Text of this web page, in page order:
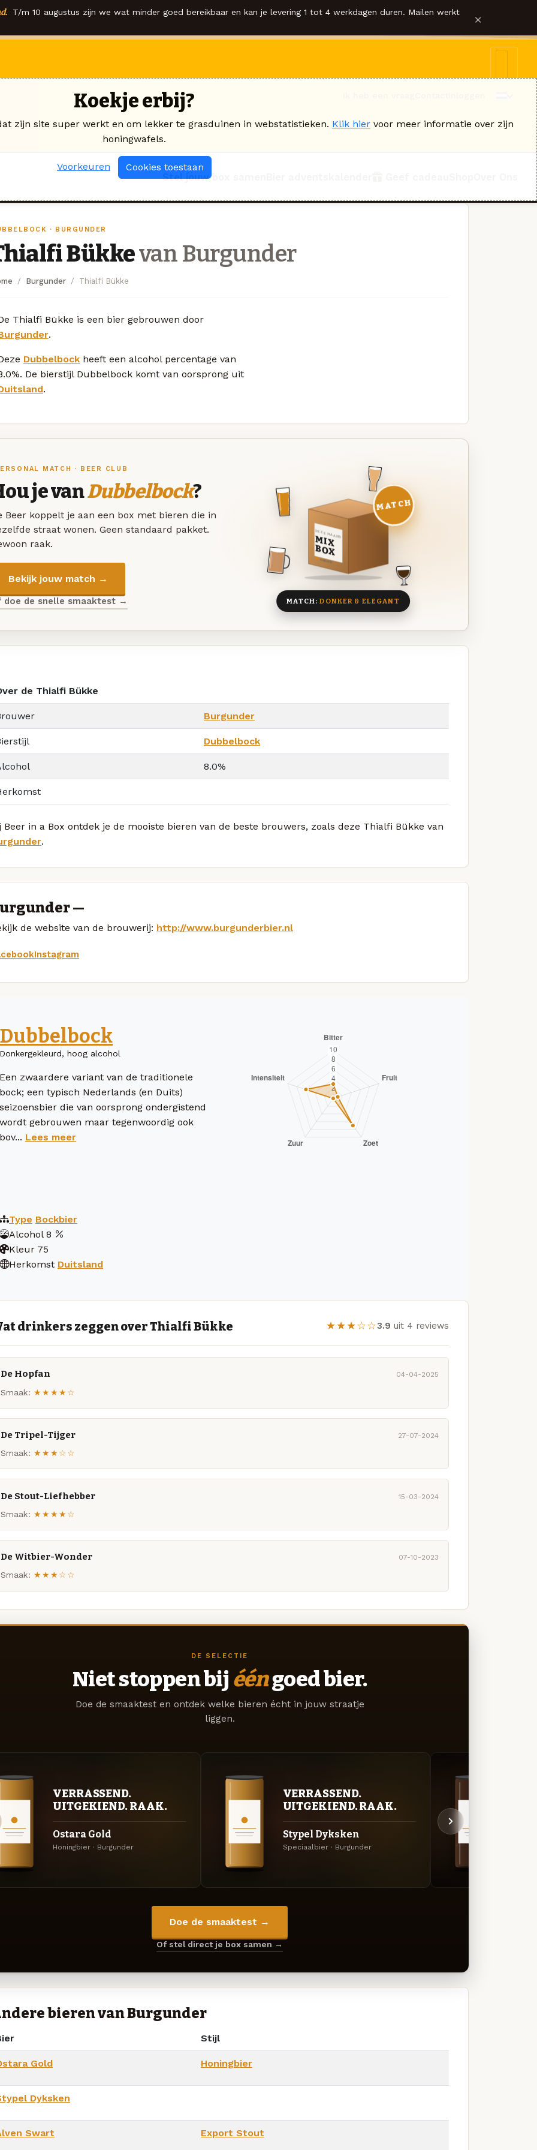
T/m 10 augustus zijn we wat minder goed bereikbaar en kan je levering 1 tot 4 werkdagen duren. Mailen werkt ×
Stel jouw box samen
· BURGUNDER
Bükkevan Burgunder
Burgunder Thialfi Bükke
Thialfi Bükke is een bier gebrouwen door
.
Dubbelbock heeft een alcohol percentage van
De bierstijl Dubbelbock komt van oorsprong uit
.
MATCH · BEER CLUB
je vanDubbelbock?
Beer koppelt je aan een box met bieren die in
straat wonen. Geen standaard pakket.
raak.
Bekijk jouw match →
doe de snelle smaaktest →
DEZE MAAND
MIX
BOX
8 BIEREN
MATCH
MATCH:DONKER & ELEGANT
de Thialfi Bükke
Burgunder
Dubbelbock
8.0%
Beer in a Box ontdek je de mooiste bieren van de beste brouwers, zoals deze Thialfi Bükke van
.
—
de website van de brouwerij: http://www.burgunderbier.nl
Instagram
Dubbelbock
Donkergekleurd, hoog alcohol
Een zwaardere variant van de traditionele
bock; een typisch Nederlands (en Duits)
seizoensbier die van oorsprong ondergistend
wordt gebrouwen maar tegenwoordig ook
bov... Lees meer
Type Bockbier
Alcohol 8
Kleur 75
Herkomst Duitsland
drinkers zeggen over Thialfi Bükke ★★★☆☆3.9 uit 4 reviews
De Hopfan 04-04-2025
Smaak: ★★★★☆
De Tripel-Tijger 27-07-2024
Smaak: ★★★☆☆
De Stout-Liefhebber 15-03-2024
Smaak: ★★★★☆
De Witbier-Wonder 07-10-2023
Smaak: ★★★☆☆
DE SELECTIE
Niet stoppen bij ééngoed bier.
Doe de smaaktest en ontdek welke bieren écht in jouw straatje
liggen.
VERRASSEND.
UITGEKIEND. RAAK.
Ostara Gold
Honingbier · Burgunder
VERRASSEND.
UITGEKIEND. RAAK.
Stypel Dyksken
Speciaalbier · Burgunder
Doe de smaaktest →
Of stel direct je box samen →
bieren van Burgunder
Stijl
Gold Honingbier
Dyksken
Swart Export Stout
Koekje erbij?
zijn site super werkt en om lekker te grasduinen in webstatistieken. Klik hier voor meer informatie over zijn
honingwafels.
Voorkeuren Cookies toestaan